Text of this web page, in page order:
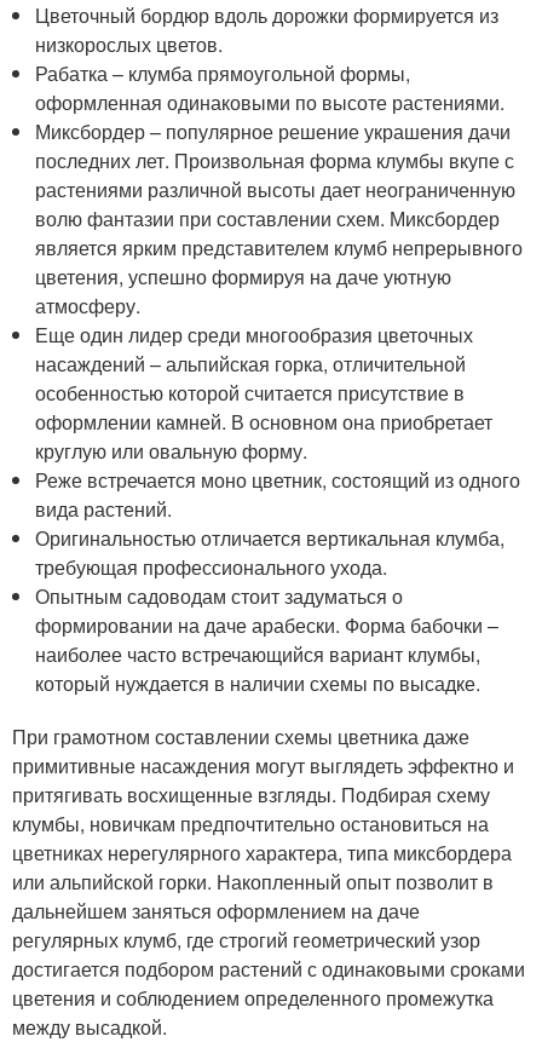
Цветочный бордюр вдоль дорожки формируется из
низкорослых цветов.
Рабатка – клумба прямоугольной формы,
оформленная одинаковыми по высоте растениями.
Миксбордер – популярное решение украшения дачи
последних лет. Произвольная форма клумбы вкупе с
растениями различной высоты дает неограниченную
волю фантазии при составлении схем. Миксбордер
является ярким представителем клумб непрерывного
цветения, успешно формируя на даче уютную
атмосферу.
Еще один лидер среди многообразия цветочных
насаждений – альпийская горка, отличительной
особенностью которой считается присутствие в
оформлении камней. В основном она приобретает
круглую или овальную форму.
Реже встречается моно цветник, состоящий из одного
вида растений.
Оригинальностью отличается вертикальная клумба,
требующая профессионального ухода.
Опытным садоводам стоит задуматься о
формировании на даче арабески. Форма бабочки –
наиболее часто встречающийся вариант клумбы,
который нуждается в наличии схемы по высадке.
При грамотном составлении схемы цветника даже
примитивные насаждения могут выглядеть эффектно и
притягивать восхищенные взгляды. Подбирая схему
клумбы, новичкам предпочтительно остановиться на
цветниках нерегулярного характера, типа миксбордера
или альпийской горки. Накопленный опыт позволит в
дальнейшем заняться оформлением на даче
регулярных клумб, где строгий геометрический узор
достигается подбором растений с одинаковыми сроками
цветения и соблюдением определенного промежутка
между высадкой.